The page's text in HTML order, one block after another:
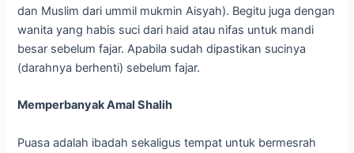
dan Muslim dari ummil mukmin Aisyah). Begitu juga dengan
wanita yang habis suci dari haid atau nifas untuk mandi
besar sebelum fajar. Apabila sudah dipastikan sucinya
(darahnya berhenti) sebelum fajar.
Memperbanyak Amal Shalih
Puasa adalah ibadah sekaligus tempat untuk bermesrah